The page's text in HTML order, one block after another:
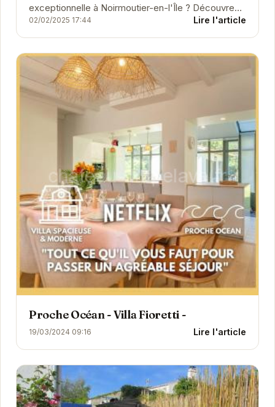
exceptionnelle à Noirmoutier-en-l'Île ? Découvrez
notre sélection de villas de charme, offrant un large
choi...
02/02/2025 17:44 Lire l'article
Proche Océan - Villa Fioretti -
19/03/2024 09:16 Lire l'article